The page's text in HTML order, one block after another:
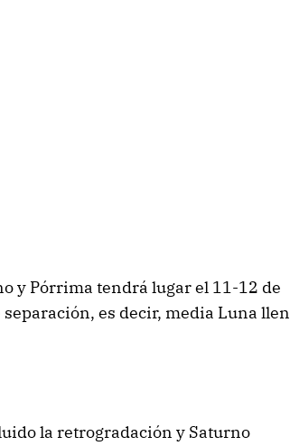
y Pórrima tendrá lugar el 11-12 de
es decir, media Luna
la retrogradación y Saturno